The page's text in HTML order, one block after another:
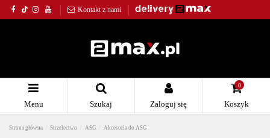
Kontakt z nami
Menu Szukaj Zaloguj się
0
Koszyk
Strona główna Strzelectwo ASG Akcesoria do ASG